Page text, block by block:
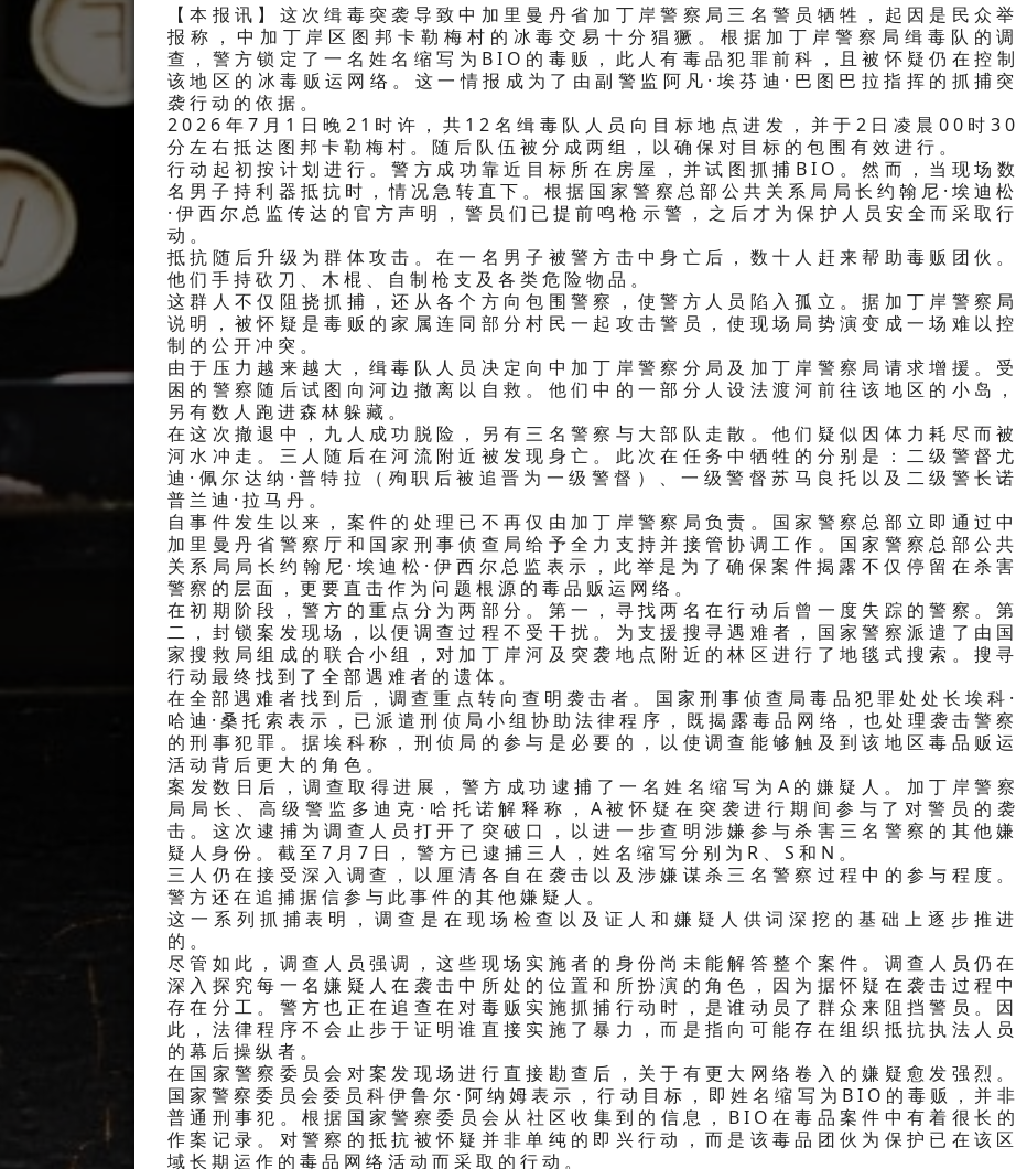
【本报讯】这次缉毒突袭导致中加里曼丹省加丁岸警察局三名警员牺牲，起因是民众举
报称，中加丁岸区图邦卡勒梅村的冰毒交易十分猖獗。根据加丁岸警察局缉毒队的调
查，警方锁定了一名姓名缩写为BIO的毒贩，此人有毒品犯罪前科，且被怀疑仍在控制
该地区的冰毒贩运网络。这一情报成为了由副警监阿凡·埃芬迪·巴图巴拉指挥的抓捕突
袭行动的依据。
2026年7月1日晚21时许，共12名缉毒队人员向目标地点进发，并于2日凌晨00时30
分左右抵达图邦卡勒梅村。随后队伍被分成两组，以确保对目标的包围有效进行。
行动起初按计划进行。警方成功靠近目标所在房屋，并试图抓捕BIO。然而，当现场数
名男子持利器抵抗时，情况急转直下。根据国家警察总部公共关系局局长约翰尼·埃迪松
·伊西尔总监传达的官方声明，警员们已提前鸣枪示警，之后才为保护人员安全而采取行
动。
抵抗随后升级为群体攻击。在一名男子被警方击中身亡后，数十人赶来帮助毒贩团伙。
他们手持砍刀、木棍、自制枪支及各类危险物品。
这群人不仅阻挠抓捕，还从各个方向包围警察，使警方人员陷入孤立。据加丁岸警察局
说明，被怀疑是毒贩的家属连同部分村民一起攻击警员，使现场局势演变成一场难以控
制的公开冲突。
由于压力越来越大，缉毒队人员决定向中加丁岸警察分局及加丁岸警察局请求增援。受
困的警察随后试图向河边撤离以自救。他们中的一部分人设法渡河前往该地区的小岛，
另有数人跑进森林躲藏。
在这次撤退中，九人成功脱险，另有三名警察与大部队走散。他们疑似因体力耗尽而被
河水冲走。三人随后在河流附近被发现身亡。此次在任务中牺牲的分别是：二级警督尤
迪·佩尔达纳·普特拉（殉职后被追晋为一级警督）、一级警督苏马良托以及二级警长诺
普兰迪·拉马丹。
自事件发生以来，案件的处理已不再仅由加丁岸警察局负责。国家警察总部立即通过中
加里曼丹省警察厅和国家刑事侦查局给予全力支持并接管协调工作。国家警察总部公共
关系局局长约翰尼·埃迪松·伊西尔总监表示，此举是为了确保案件揭露不仅停留在杀害
警察的层面，更要直击作为问题根源的毒品贩运网络。
在初期阶段，警方的重点分为两部分。第一，寻找两名在行动后曾一度失踪的警察。第
二，封锁案发现场，以便调查过程不受干扰。为支援搜寻遇难者，国家警察派遣了由国
家搜救局组成的联合小组，对加丁岸河及突袭地点附近的林区进行了地毯式搜索。搜寻
行动最终找到了全部遇难者的遗体。
在全部遇难者找到后，调查重点转向查明袭击者。国家刑事侦查局毒品犯罪处处长埃科·
哈迪·桑托索表示，已派遣刑侦局小组协助法律程序，既揭露毒品网络，也处理袭击警察
的刑事犯罪。据埃科称，刑侦局的参与是必要的，以使调查能够触及到该地区毒品贩运
活动背后更大的角色。
案发数日后，调查取得进展，警方成功逮捕了一名姓名缩写为A的嫌疑人。加丁岸警察
局局长、高级警监多迪克·哈托诺解释称，A被怀疑在突袭进行期间参与了对警员的袭
击。这次逮捕为调查人员打开了突破口，以进一步查明涉嫌参与杀害三名警察的其他嫌
疑人身份。截至7月7日，警方已逮捕三人，姓名缩写分别为R、S和N。
三人仍在接受深入调查，以厘清各自在袭击以及涉嫌谋杀三名警察过程中的参与程度。
警方还在追捕据信参与此事件的其他嫌疑人。
这一系列抓捕表明，调查是在现场检查以及证人和嫌疑人供词深挖的基础上逐步推进
的。
尽管如此，调查人员强调，这些现场实施者的身份尚未能解答整个案件。调查人员仍在
深入探究每一名嫌疑人在袭击中所处的位置和所扮演的角色，因为据怀疑在袭击过程中
存在分工。警方也正在追查在对毒贩实施抓捕行动时，是谁动员了群众来阻挡警员。因
此，法律程序不会止步于证明谁直接实施了暴力，而是指向可能存在组织抵抗执法人员
的幕后操纵者。
在国家警察委员会对案发现场进行直接勘查后，关于有更大网络卷入的嫌疑愈发强烈。
国家警察委员会委员科伊鲁尔·阿纳姆表示，行动目标，即姓名缩写为BIO的毒贩，并非
普通刑事犯。根据国家警察委员会从社区收集到的信息，BIO在毒品案件中有着很长的
作案记录。对警察的抵抗被怀疑并非单纯的即兴行动，而是该毒品团伙为保护已在该区
域长期运作的毒品网络活动而采取的行动。